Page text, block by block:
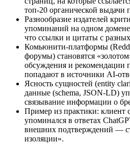
топ‑20 органической выдачи
Разнообразие издателей
упоминаний на одном домене
что ссылки и цитаты с
Комьюнити-платформы
форумы) становятся
обсуждения и рекомендации
попадают в источники AI-
Ясность сущностей (entity
данные (schema, JSON‑LD)
связывание информации о
Пример из практики: клиент
упоминался в ответах
внешних подтверждений —
изоляции».